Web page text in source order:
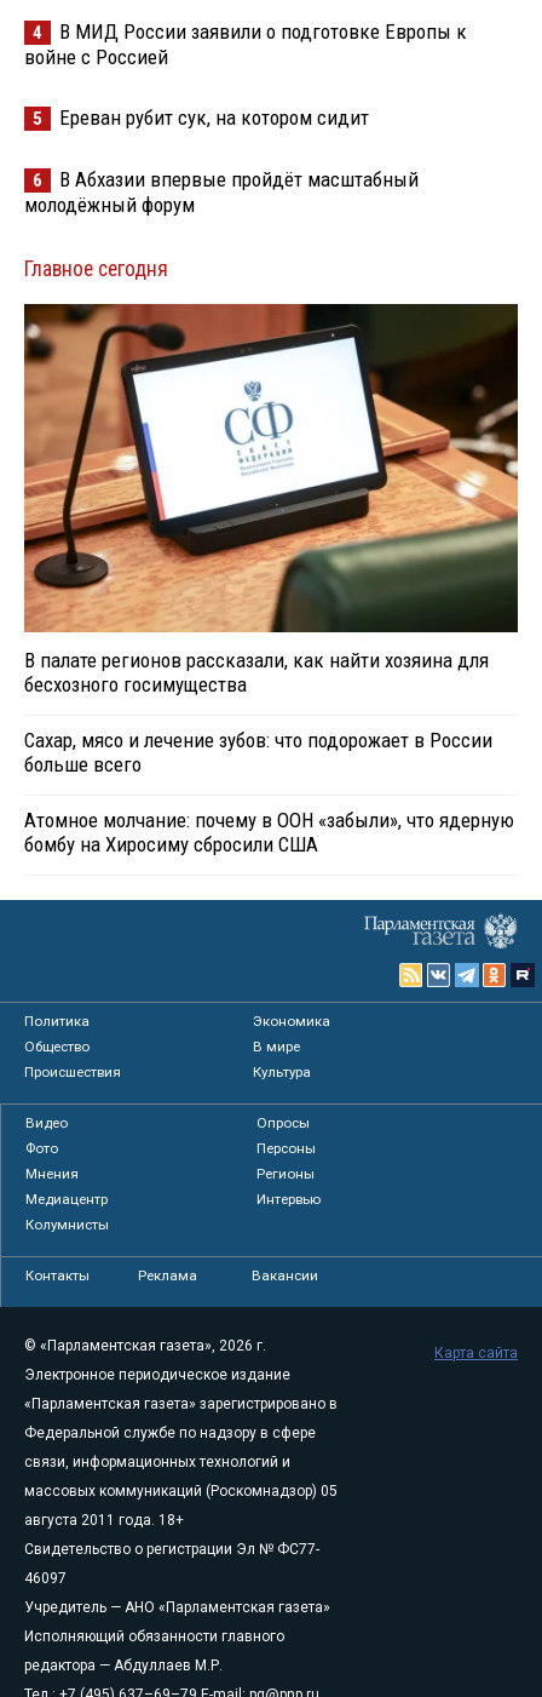
4
В МИД России заявили о подготовке Европы к
войне с Россией
5 Ереван рубит сук, на котором сидит
6
В Абхазии впервые пройдёт масштабный
молодёжный форум
Главное сегодня
В палате регионов рассказали, как найти хозяина для
бесхозного госимущества
Сахар, мясо и лечение зубов: что подорожает в России
больше всего
Атомное молчание: почему в ООН «забыли», что ядерную
бомбу на Хиросиму сбросили США
Политика
Экономика
Общество
В мире
Происшествия
Культура
Видео
Опросы
Фото
Персоны
Мнения
Регионы
Медиацентр
Интервью
Колумнисты
Контакты Реклама Вакансии
© «Парламентская газета», 2026 г.
Электронное периодическое издание
«Парламентская газета» зарегистрировано в
Федеральной службе по надзору в сфере
связи, информационных технологий и
массовых коммуникаций (Роскомнадзор) 05
августа 2011 года. 18+
Свидетельство о регистрации Эл № ФС77-
46097
Учредитель — АНО «Парламентская газета»
Исполняющий обязанности главного
редактора — Абдуллаев М.Р.
Карта сайта